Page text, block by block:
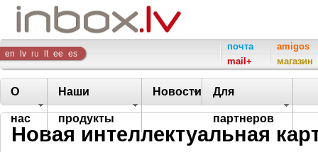
Inbox
Company
en lv ru lt ee es
почта
mail+
amigos
магазин
О
нас
Наши
продукты
Новости Для
партнеров
Новая интеллектуальная